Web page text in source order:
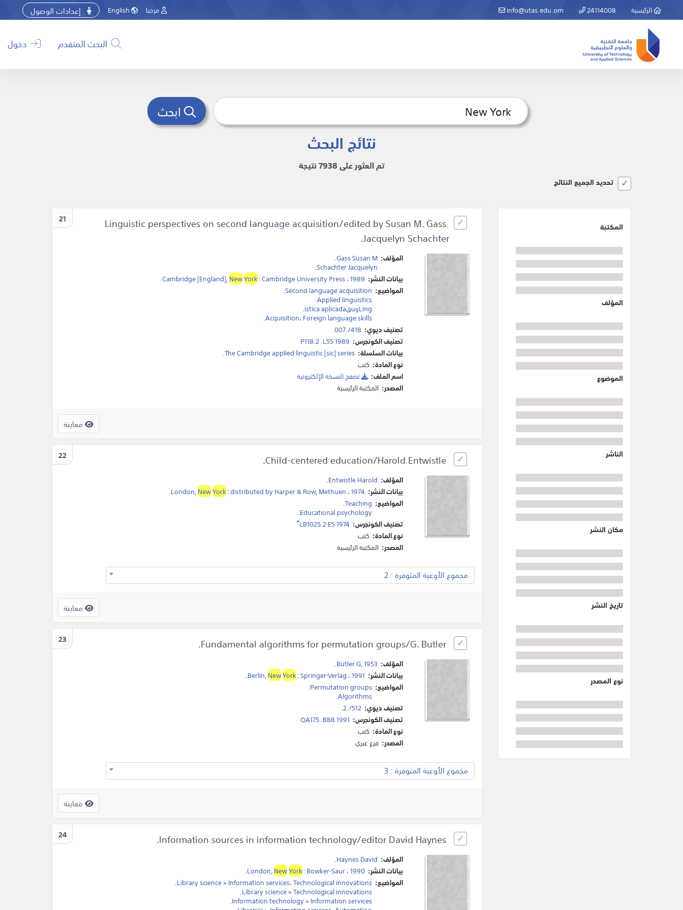
الرئيسية 24114008
info@utas.edu.om إعدادات الوصول مرحبا
البحث المتقدم دخول
نتائج البحث
تم العثور على 7938 نتيجة
تحديد الجميع النتائج
المكتبة
المؤلف
الموضوع
الناشر
مكان النشر
تاريخ النشر
نوع المصدر
21
Linguistic perspectives on second language acquisition/edited by Susan M. Gass
Jacquelyn Schachter.
المؤلف: Gass Susan M
.
Schachter Jacquelyn
.
بيانات النشر:
Cambridge [England],NewYork:Cambridge University Press،1989
.
المواضيع: Second language acquisition
.
Applied linguistics
.
Lingوuقistica aplicada .
Acquisition، Foreign language skills
.
تصنيف ديوي: 418/.007.
تصنيف الكونجرس: P118.2 .L55 1989
بيانات السلسلة: The Cambridge applied linguistic [sic] series.
نوع المادة: كتب
اسم الملف:
تصفح النسخة اﻹلكترونية
المصدر: المكتبة الرئيسية
معاينة
22 Child-centered education/Harold Entwistle.
المؤلف: Entwistle Harold
.
بيانات النشر:
London,NewYork:distributed by Harper & Row,Methuen ،1974
.
المواضيع: Teaching
.
Educational psychology
.
تصنيف الكونجرس: LB1025.2 E5 1974 ُُُُُُ
نوع المادة: كتب
المصدر: المكتبة الرئيسية
مجموع الأوعية المتوفرة : 2
معاينة
23 Fundamental algorithms for permutation groups/G. Butler.
المؤلف: Butler G,1953
.
بيانات النشر:
Berlin,NewYork:Springer-Verlag ،1991
.
المواضيع: Permutation groups
.
Algorithms
.
تصنيف ديوي: 512/.2.
تصنيف الكونجرس: QA175 .B88 1991
نوع المادة: كتب
المصدر: فرع عبري
مجموع الأوعية المتوفرة : 3
معاينة
24 Information sources in information technology/editor David Haynes.
المؤلف: Haynes David
.
بيانات النشر:
London,NewYork:Bowker-Saur،1990
.
المواضيع:
Library science>Information services،Technological innovations
.
Library science>Technological innovations
.
Information technology>Information services
.